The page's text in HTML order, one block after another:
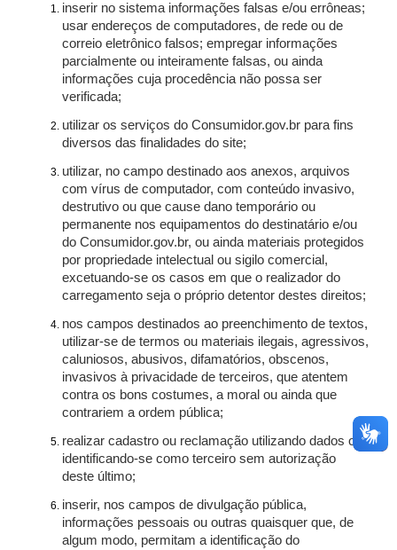
inserir no sistema informações falsas e/ou errôneas;
usar endereços de computadores, de rede ou de
correio eletrônico falsos; empregar informações
parcialmente ou inteiramente falsas, ou ainda
informações cuja procedência não possa ser
verificada;
utilizar os serviços do Consumidor.gov.br para fins
diversos das finalidades do site;
utilizar, no campo destinado aos anexos, arquivos
com vírus de computador, com conteúdo invasivo,
destrutivo ou que cause dano temporário ou
permanente nos equipamentos do destinatário e/ou
do Consumidor.gov.br, ou ainda materiais protegidos
por propriedade intelectual ou sigilo comercial,
excetuando-se os casos em que o realizador do
carregamento seja o próprio detentor destes direitos;
nos campos destinados ao preenchimento de textos,
utilizar-se de termos ou materiais ilegais, agressivos,
caluniosos, abusivos, difamatórios, obscenos,
invasivos à privacidade de terceiros, que atentem
contra os bons costumes, a moral ou ainda que
contrariem a ordem pública;
realizar cadastro ou reclamação utilizando dados ou
identificando-se como terceiro sem autorização
deste último;
inserir, nos campos de divulgação pública,
informações pessoais ou outras quaisquer que, de
algum modo, permitam a identificação do